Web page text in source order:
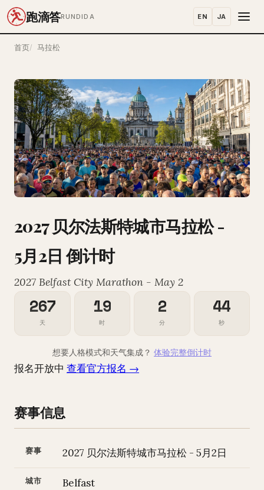
跑滴答RUNDIDA EN JA
首页 马拉松
2027 贝尔法斯特城市马拉松 -
5月2日 倒计时
2027 Belfast City Marathon - May 2
267
天
19
时
2
分
43
秒
想要人格模式和天气集成？ 体验完整倒计时
报名开放中 查看官方报名 →
赛事信息
赛事 2027 贝尔法斯特城市马拉松 - 5月2日
城市 Belfast